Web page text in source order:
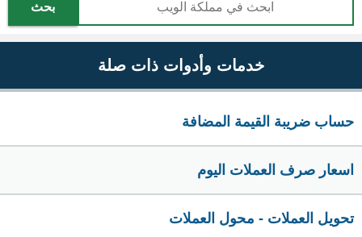
بحث
خدمات وأدوات ذات صلة
حساب ضريبة القيمة المضافة
اسعار صرف العملات اليوم
تحويل العملات - محول العملات